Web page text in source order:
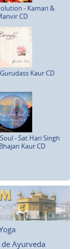
- Kamari &
CD
Kaur CD
- Sat Hari Singh
Kaur CD
Ayurveda